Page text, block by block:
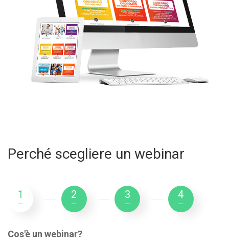
Perché scegliere un webinar
1
---
2
---
3
---
4
---
Cos'è un webinar?